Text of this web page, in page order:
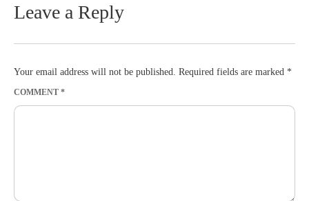
Leave a Reply
Your email address will not be published. Required fields are marked *
COMMENT *